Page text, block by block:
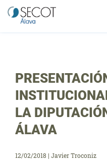
contenido
LA
ÁLAVA
12/02/2018 | Javier Troconiz